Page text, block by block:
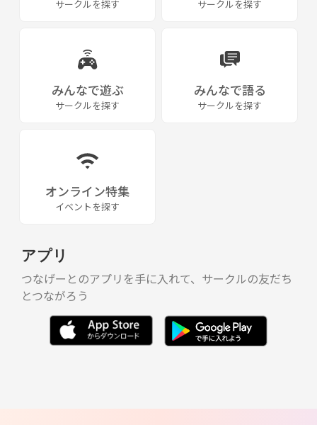
サークルを探す サークルを探す
みんなで遊ぶ
サークルを探す
みんなで語る
サークルを探す
オンライン特集
イベントを探す
アプリ
つなげーとのアプリを手に入れて、サークルの友だち
とつながろう